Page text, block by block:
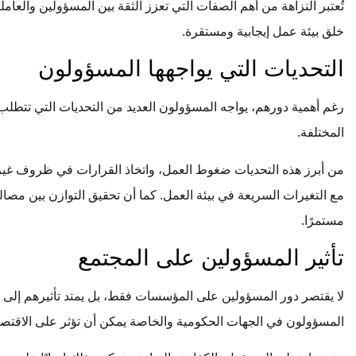
تُعتبر النزاهة من أهم الصفات التي تعزز الثقة بين المسؤولين
خلق بيئة عمل إيجابية ومستقرة.
التحديات التي يواجهها المسؤولون
رغم أهمية دورهم، يواجه المسؤولون العديد من التحديات التي
المختلفة.
من أبرز هذه التحديات ضغوط العمل، واتخاذ القرارات في ظروف
مع التغيرات السريعة في بيئة العمل. كما أن تحقيق التوازن بين
مستمرًا.
تأثير المسؤولين على المجتمع
لا يقتصر دور المسؤولين على المؤسسات فقط، بل يمتد تأثيرهم
المسؤولون في الجهات الحكومية والخاصة يمكن أن تؤثر على